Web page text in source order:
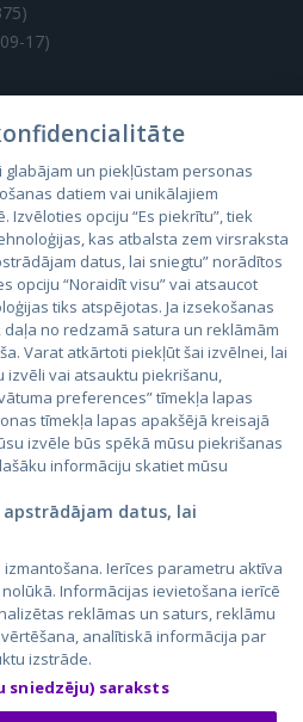
17)
Kainos.lt
Paslaugos.lt
auto24.ee
KV.ee
Osta.ee
glabājam un piekļūstam personas
datiem vai unikālajiem
Izvēloties opciju “Es piekrītu”, tiek
kas atbalsta zem virsraksta
datus, lai sniegtu” norādītos
opciju “Noraidīt visu” vai atsaucot
tiks atspējotas. Ja izsekošanas
no redzamā satura un reklāmām
Varat atkārtoti piekļūt šai izvēlnei, lai
izvēli vai atsauktu piekrišanu,
preferences” tīmekļa lapas
tīmekļa lapas apakšējā kreisajā
izvēle būs spēkā mūsu piekrišanas
informāciju skatiet mūsu
datus, lai
Ierīces parametru aktīva
Informācijas ievietošana ierīcē
reklāmas un saturs, reklāmu
analītiskā informācija par
izstrāde.
sniedzēju) saraksts